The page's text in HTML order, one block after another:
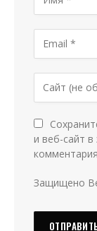
и веб-сайт
Защищено